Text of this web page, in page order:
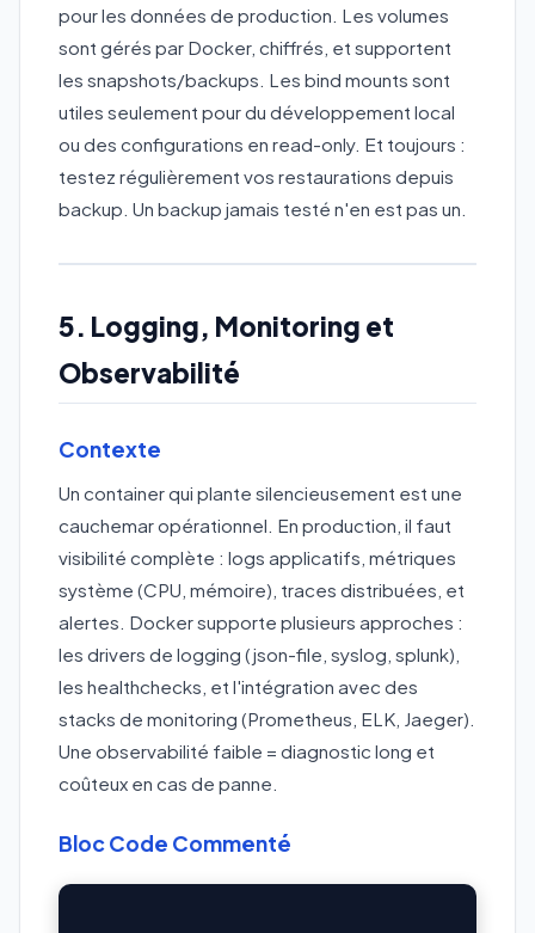
pour les données de production. Les volumes
sont gérés par Docker, chiffrés, et supportent
les snapshots/backups. Les bind mounts sont
utiles seulement pour du développement local
ou des configurations en read-only. Et toujours :
testez régulièrement vos restaurations depuis
backup. Un backup jamais testé n'en est pas un.
5. Logging, Monitoring et
Observabilité
Contexte
Un container qui plante silencieusement est une
cauchemar opérationnel. En production, il faut
visibilité complète : logs applicatifs, métriques
système (CPU, mémoire), traces distribuées, et
alertes. Docker supporte plusieurs approches :
les drivers de logging (json-file, syslog, splunk),
les healthchecks, et l'intégration avec des
stacks de monitoring (Prometheus, ELK, Jaeger).
Une observabilité faible = diagnostic long et
coûteux en cas de panne.
Bloc Code Commenté